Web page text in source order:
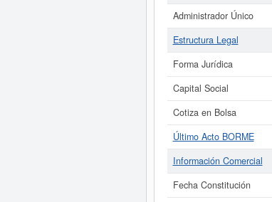
Administrador Único
Estructura Legal
Forma Jurídica
Capital Social
Cotiza en Bolsa
Último Acto BORME
Información Comercial
Fecha Constitución